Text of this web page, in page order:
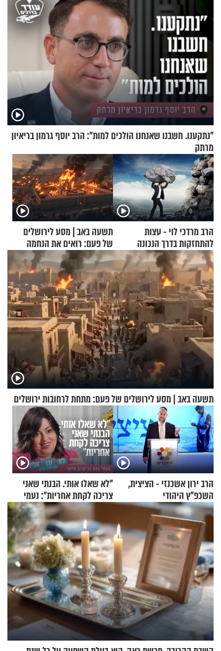
"נתקענו. חשבנו שאנחנו הולכים למות": הרב יוסף גרמון בריאיון
מרתק
הרב מרדכי לוי - עצות
להתחזקות בדרך הנכונה
תשעה באב | מסע לירושלים
של פעם: רואים את הנחמה
תשעה באב | מסע לירושלים של פעם: מתחת לרחובות ירושלים
הרב ירון אשכנזי - הציצית,
השכפ"ץ היהודי
"לא שאלו אותי. הבנתי שאני
צריכה לקחת אחריות": נעמי
בנט בריאיון אישי